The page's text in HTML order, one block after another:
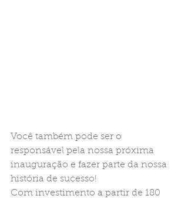
Você também pode ser o
responsável pela nossa próxima
inauguração e fazer parte da nossa
história de sucesso!
Com investimento a partir de 180